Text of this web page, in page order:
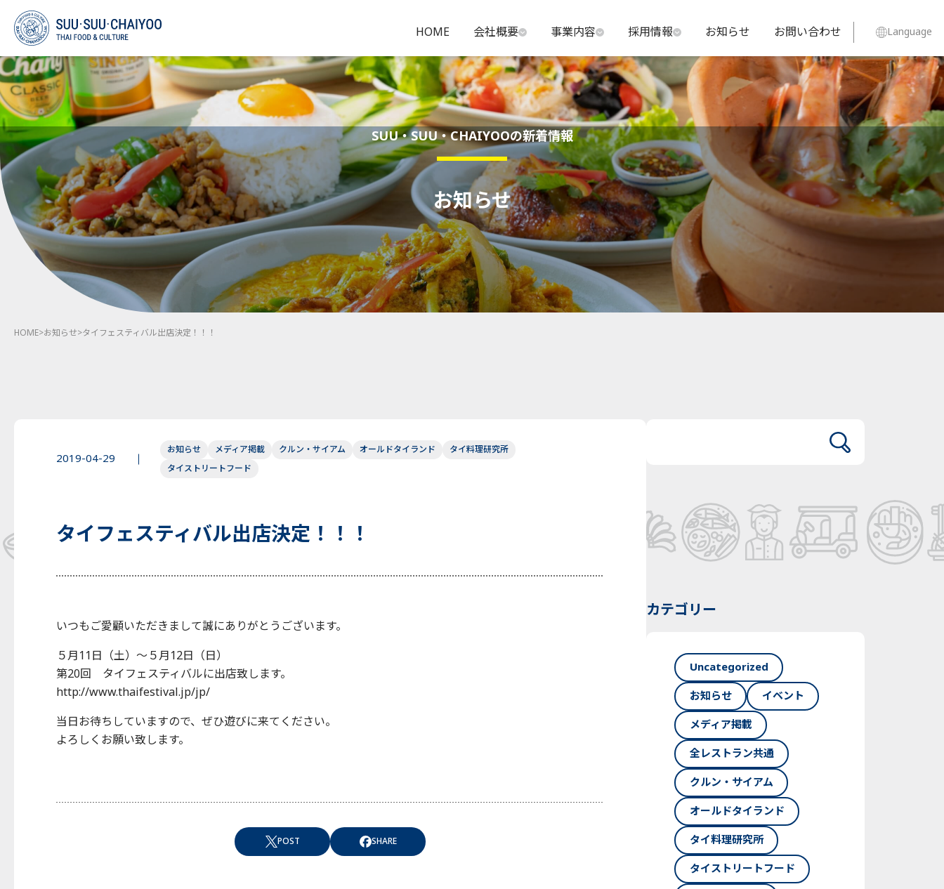
HOME 会社概要 事業内容 採用情報 お知らせ お問い合わせ Language
SUU・SUU・CHAIYOOの新着情報
お知らせ
HOME>お知らせ>タイフェスティバル出店決定！！！
2019-04-29
お知らせ メディア掲載 クルン・サイアム オールドタイランド
タイ料理研究所
タイストリートフード
タイフェスティバル出店決定！！！
いつもご愛顧いただきまして誠にありがとうございます。
５月11日（土）～５月12日（日）
第20回 タイフェスティバルに出店致します。
http://www.thaifestival.jp/jp/
当日お待ちしていますので、ぜひ遊びに来てください。
よろしくお願い致します。
POST SHARE
カテゴリー
Uncategorized
お知らせ
イベント
メディア掲載
全レストラン共通
クルン・サイアム
オールドタイランド
タイ料理研究所
タイストリートフード